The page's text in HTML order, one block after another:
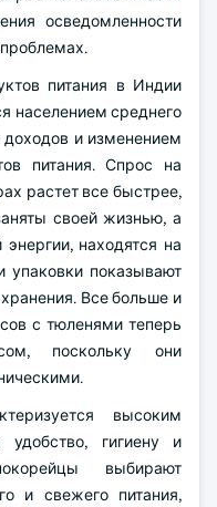
осведомленности
проблемах.
питания в Индии
населением среднего
и изменением
питания. Спрос на
растет все быстрее,
своей жизнью, а
находятся на
упаковки показывают
Все больше и
с тюленями теперь
поскольку они
высоким
удобство, гигиену и
выбирают
и свежего питания,